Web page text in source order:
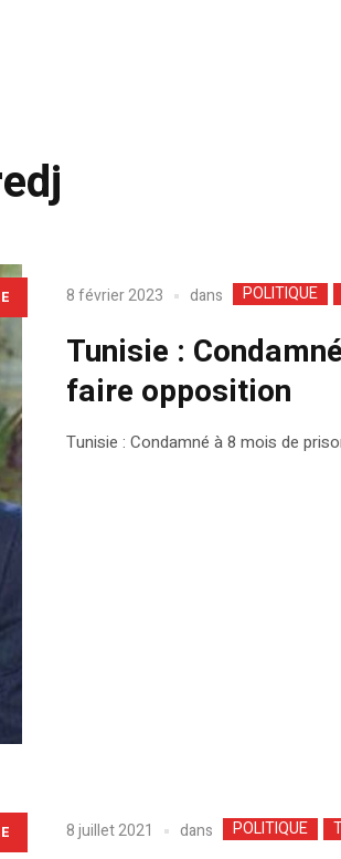
8 février 2023 dans POLITIQUE
Tunisie :
faire opposition
Tunisie : Condamné à 8 mois de
8 juillet 2021 dans POLITIQUE